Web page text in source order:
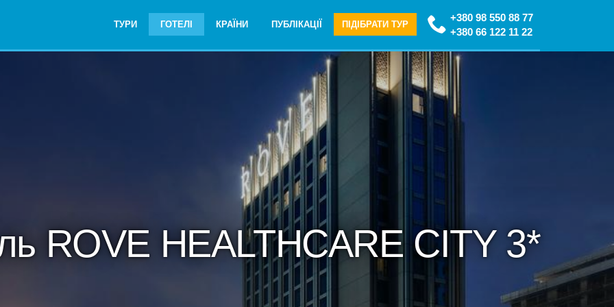
+380 98 550 88 77
+380 66 122 11 22
ТУРИ ГОТЕЛІ КРАЇНИ ПУБЛІКАЦІЇ ПІДІБРАТИ ТУР
ROVE HEALTHCARE CITY 3*